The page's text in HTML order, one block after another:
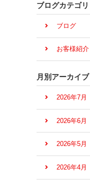
ブログカテゴリ
ブログ
お客様紹介
月別アーカイブ
2026年7月
2026年6月
2026年5月
2026年4月